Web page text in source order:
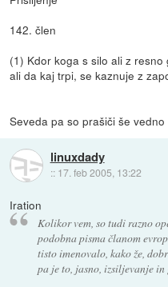
142. člen
(1) Kdor koga s silo ali z
ali da kaj trpi, se kaznuje z
Seveda pa so prašiči še
linuxdady
:: 17. feb 2005, 13:22
Iration
Kolikor vem, so tudi razno
podobna pisma članom
tisto imenovalo, kako že,
pa je to, jasno, izsiljevanje in